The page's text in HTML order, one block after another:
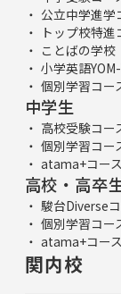
公立中学進学
トップ校特進
ことばの学校
小学英語
個別学習コー
中学生
高校受験コー
個別学習コー
atama+コー
高校・高卒
駿台Diverse
個別学習コー
atama+コー
関内校